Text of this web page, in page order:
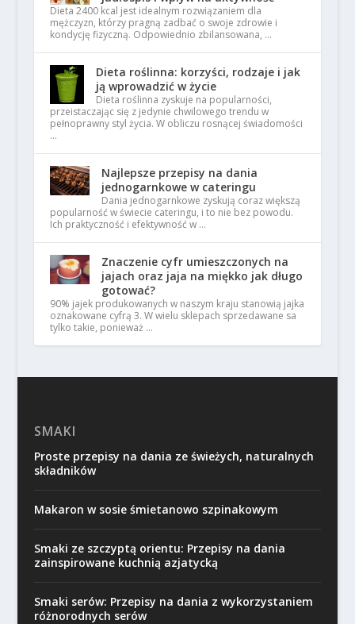
Dieta 2400 kcal jest idealnym rozwiązaniem dla
mężczyzn, którzy pragną zadbać o swoje zdrowie i
kondycję fizyczną. Odpowiednio zbilansowana, …
Dieta roślinna: korzyści, rodzaje i jak
ją wprowadzić w życie
Dieta roślinna zyskuje na popularności,
przeistaczając się z jedynie chwilowego trendu w
pełnoprawny styl życia. W obliczu rosnącej świadomości
…
Najlepsze przepisy na dania
jednogarnkowe w cateringu
Dania jednogarnkowe zyskują coraz większą
popularność w świecie cateringu, i to nie bez powodu.
Ich praktyczność i efektywność w …
Znaczenie cyfr umieszczonych na
jajach oraz jaja na miękko jak długo
gotować?
90% jajek produkowanych w naszym kraju stanowią jajka
oznakowane cyfrą 3. W wielu sklepach sprzedawane sa
tylko takie, ponieważ …
SMAKI
Proste przepisy na dania ze świeżych, naturalnych
składników
Makaron w sosie śmietanowo szpinakowym
Smaki ze szczyptą orientu: Przepisy na dania
zainspirowane kuchnią azjatycką
Smaki serów: Przepisy na dania z wykorzystaniem
różnorodnych serów